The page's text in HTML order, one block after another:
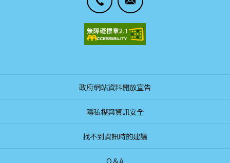
政府網站資料開放宣告
隱私權與資訊安全
找不到資訊時的建議
Q＆A